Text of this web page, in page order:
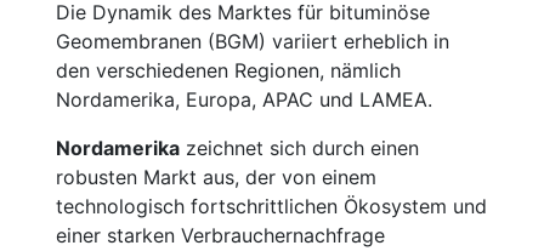
Die Dynamik des Marktes für bituminöse
Geomembranen (BGM) variiert erheblich in
den verschiedenen Regionen, nämlich
Nordamerika, Europa, APAC und LAMEA.
Nordamerika zeichnet sich durch einen
robusten Markt aus, der von einem
technologisch fortschrittlichen Ökosystem und
einer starken Verbrauchernachfrage